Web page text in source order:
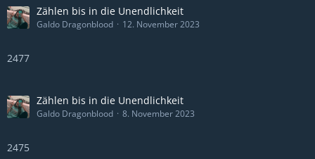
Zählen bis in die Unendlichkeit
Galdo Dragonblood 12. November 2023
2477
Zählen bis in die Unendlichkeit
Galdo Dragonblood 8. November 2023
2475